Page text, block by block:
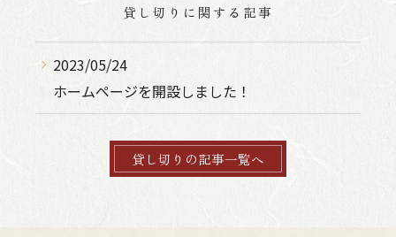
貸し切りに関する記事
2023/05/24
ホームページを開設しました！
貸し切りの記事一覧へ